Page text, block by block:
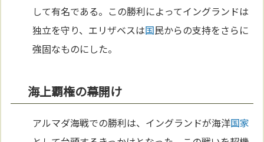
して有名である。この勝利によってイングランドは
独立を守り、エリザベスは国民からの支持をさらに
強固なものにした。
海上覇権の幕開け
アルマダ海戦での勝利は、イングランドが海洋国家